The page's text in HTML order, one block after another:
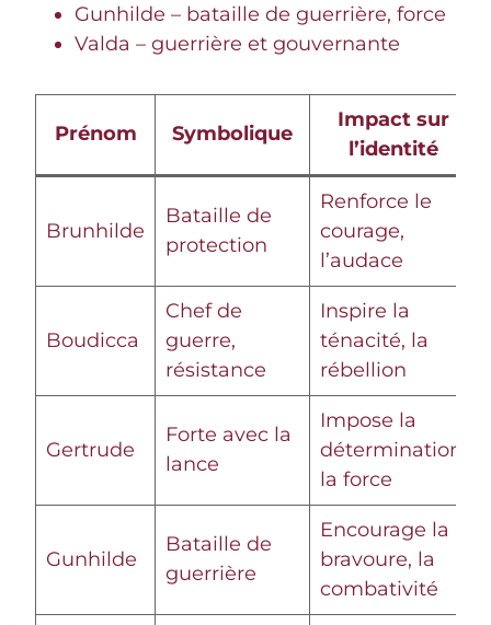
Gunhilde – bataille de guerrière, force
Valda – guerrière et gouvernante
Prénom Symbolique
Impact sur
l’identité
Brunhilde
Bataille de
protection
Renforce le
courage,
l’audace
Boudicca
Chef de
guerre,
résistance
Inspire la
ténacité, la
rébellion
Gertrude
Forte avec la
lance
Impose la
détermination,
la force
Gunhilde
Bataille de
guerrière
Encourage la
bravoure, la
combativité